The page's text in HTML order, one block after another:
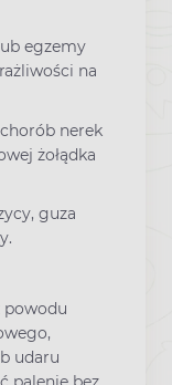
egzemy
na
nerek
żołądka
guza
powodu
udaru